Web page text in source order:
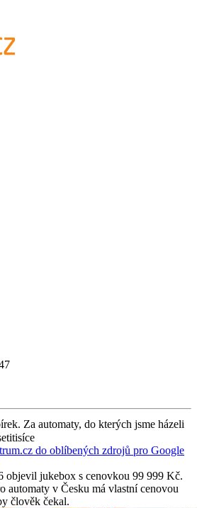
Za automaty, do kterých jsme házeli
do oblíbených zdrojů pro Google
objevil jukebox s cenovkou 99 999 Kč.
automaty v Česku má vlastní cenovou
člověk čekal.